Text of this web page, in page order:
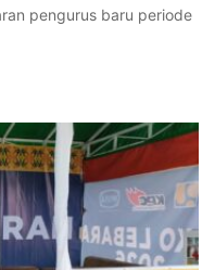
pengurus baru periode